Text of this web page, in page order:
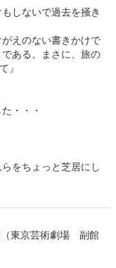
しないで過去を掻き
えのない書きかけで
ある。まさに、旅の
』
・・・
をちょっと芝居にし
東京芸術劇場 副館